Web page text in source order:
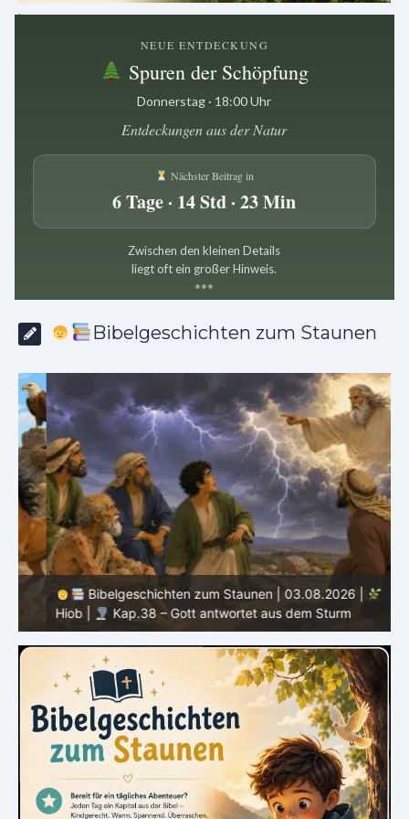
.
NEUE ENTDECKUNG
Spuren der Schöpfung
Donnerstag · 18:00 Uhr
Entdeckungen aus der Natur
Nächster Beitrag in
6 Tage · 14 Std · 23 Min
Zwischen den kleinen Details
liegt oft ein großer Hinweis.
***
Bibelgeschichten zum Staunen
Bibelgeschichten zum Staunen | 03.08.2026 |
Hiob |
Kap.38 – Gott antwortet aus dem Sturm